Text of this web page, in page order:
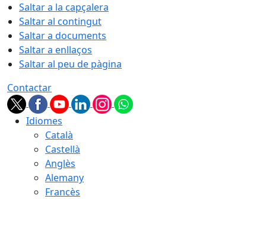
Saltar a la capçalera
Saltar al contingut
Saltar a documents
Saltar a enllaços
Saltar al peu de pàgina
Contactar
Idiomes
Català
Castellà
Anglès
Alemany
Francès